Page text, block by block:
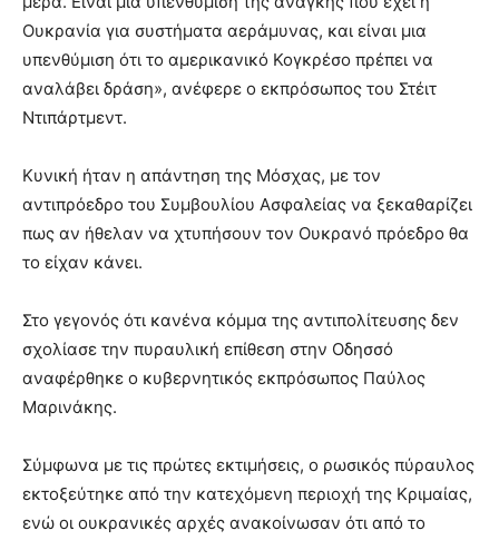
Ουκρανία για συστήματα αεράμυνας, και είναι μια
υπενθύμιση ότι το αμερικανικό Κογκρέσο πρέπει να
αναλάβει δράση», ανέφερε ο εκπρόσωπος του Στέιτ
Ντιπάρτμεντ.
Κυνική ήταν η απάντηση της Μόσχας, με τον
αντιπρόεδρο του Συμβουλίου Ασφαλείας να ξεκαθαρίζει
πως αν ήθελαν να χτυπήσουν τον Ουκρανό πρόεδρο θα
το είχαν κάνει.
Στο γεγονός ότι κανένα κόμμα της αντιπολίτευσης δεν
σχολίασε την πυραυλική επίθεση στην Οδησσό
αναφέρθηκε ο κυβερνητικός εκπρόσωπος Παύλος
Μαρινάκης.
Σύμφωνα με τις πρώτες εκτιμήσεις, ο ρωσικός πύραυλος
εκτοξεύτηκε από την κατεχόμενη περιοχή της Κριμαίας,
ενώ οι ουκρανικές αρχές ανακοίνωσαν ότι από το